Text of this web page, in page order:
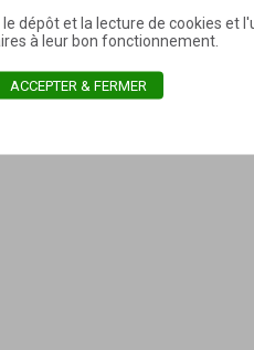
dépôt et la lecture de cookies et
à leur bon fonctionnement.
ACCEPTER & FERMER